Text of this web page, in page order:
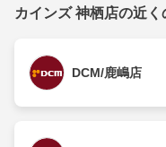
カインズ 神栖店の近
DCM/鹿嶋店